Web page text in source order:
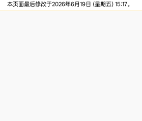
本页面最后修改于2026年6月19日 (星期五) 15:17。